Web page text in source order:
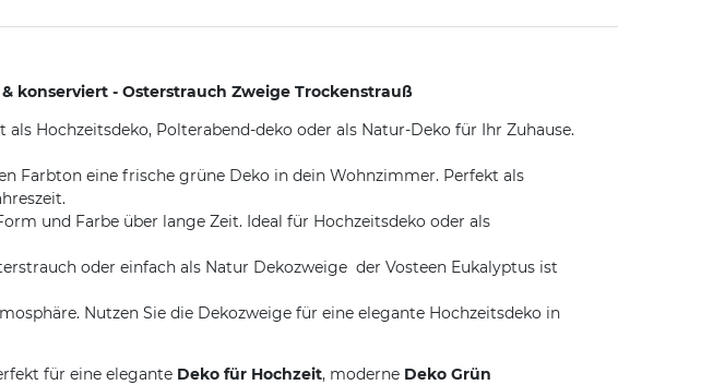
konserviert - Osterstrauch Zweige Trockenstrauß
Hochzeitsdeko, Polterabend-deko oder als Natur-Deko für Ihr Zuhause.
Farbton eine frische grüne Deko in dein Wohnzimmer. Perfekt als
und Farbe über lange Zeit. Ideal für Hochzeitsdeko oder als
oder einfach als Natur Dekozweige  der Vosteen Eukalyptus ist
Nutzen Sie die Dekozweige für eine elegante Hochzeitsdeko in
für eine elegante Deko für Hochzeit, moderne Deko Grün